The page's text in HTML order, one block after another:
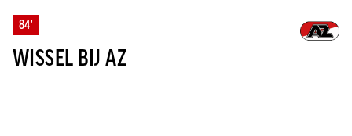
84'
WISSEL BIJ AZ